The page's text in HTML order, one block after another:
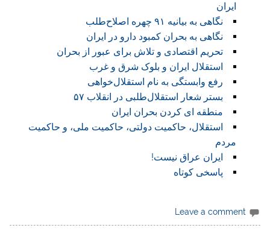
ایران
نگاهی به بیانیه ۹۱ چهره اصلاح‌طلب
نگاهی به بحران کمبود دارو در ایران
تحریم اقتصادی و تلاش برای عبور از بحران
استقلال ایران و بلوک شرق و غرب
رفع وابستگی به نام استقلال‌خواهی
بستر شعار استقلال‌طلبی در انقلاب ۵۷
منطقه ای کردن بحران ایران
استقلال، حاکمیت دولتی، حاکمیت ملی، و حاکمیت
مردم
ایران عراق نیست!
پاسخی کوتاه
Leave a comment